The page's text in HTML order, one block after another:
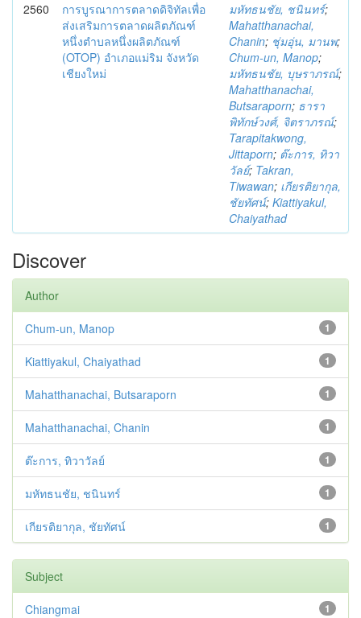
2560
การบูรณาการตลาดดิจิทัลเพื่อ
ส่งเสริมการตลาดผลิตภัณฑ์
หนึ่งตำบลหนึ่งผลิตภัณฑ์
(OTOP) อำเภอแม่ริม จังหวัด
เชียงใหม่
มหัทธนชัย, ชนินทร์;
Mahatthanachai,
Chanin; ชุ่มอุ่น, มานพ;
Chum-un, Manop;
มหัทธนชัย, บุษราภรณ์;
Mahatthanachai,
Butsaraporn; ธารา
พิทักษ์วงศ์, จิตราภรณ์;
Tarapitakwong,
Jittaporn; ต๊ะการ, ทิวา
วัลย์; Takran,
Tiwawan; เกียรติยากุล,
ชัยทัศน์; Kiattiyakul,
Chaiyathad
Discover
Author
1
Chum-un, Manop
1
Kiattiyakul, Chaiyathad
1
Mahatthanachai, Butsaraporn
1
Mahatthanachai, Chanin
1
ต๊ะการ, ทิวาวัลย์
1
มหัทธนชัย, ชนินทร์
1
เกียรติยากุล, ชัยทัศน์
Subject
1
Chiangmai